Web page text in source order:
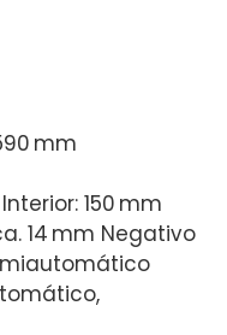
mm
150 mm
14 mm Negativo